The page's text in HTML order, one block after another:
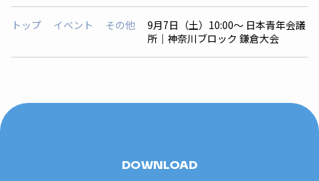
トップ イベント その他
9月7日（土）10:00〜 日本青年会議
所｜神奈川ブロック 鎌倉大会
DOWNLOAD